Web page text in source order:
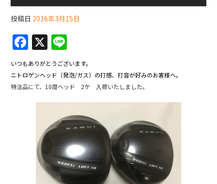
投稿日 2016年3月15日
F
a
c
e
b
k
X
n
e
いつもありがとうございます。
ニトロゲンヘッド（発泡/ガス）の打感、打音が好みのお客様へ。
特注品にて、10度ヘッド 2ケ 入荷いたしました。